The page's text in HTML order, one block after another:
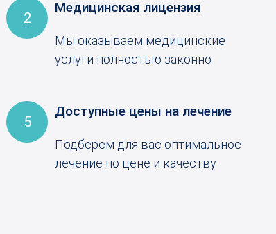
2
Медицинская лицензия
Мы оказываем медицинские
услуги полностью законно
5
Доступные цены на лечение
Подберем для вас оптимальное
лечение по цене и качеству